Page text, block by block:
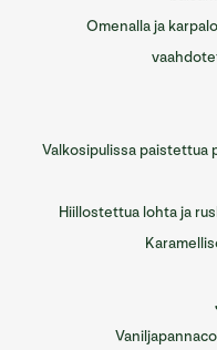
Omenalla ja
Valkosipulissa paistettua
Hiillostettua lohta ja